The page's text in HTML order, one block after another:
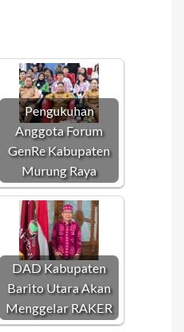
Pengukuhan
Anggota Forum
GenRe Kabupaten
Murung Raya
DAD Kabupaten
Barito Utara Akan
Menggelar RAKER